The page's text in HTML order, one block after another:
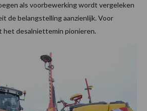
als voorbewerking wordt vergeleken
de belangstelling aanzienlijk. Voor
het desalniettemin pionieren.